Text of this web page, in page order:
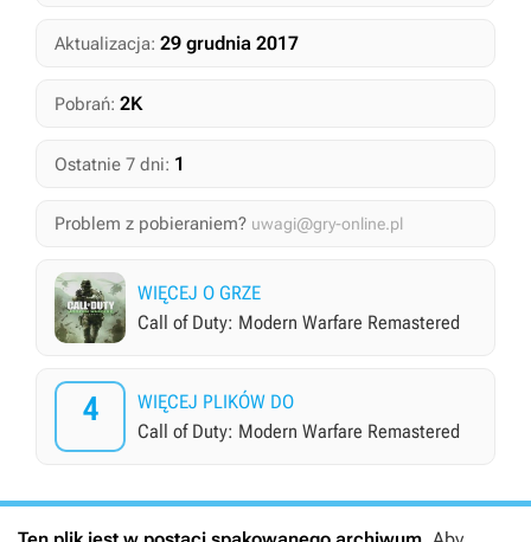
Aktualizacja: 29 grudnia 2017
Pobrań: 2K
Ostatnie 7 dni: 1
Problem z pobieraniem? uwagi@gry-online.pl
WIĘCEJ O GRZE
Call of Duty: Modern Warfare Remastered
4
WIĘCEJ PLIKÓW DO
Call of Duty: Modern Warfare Remastered